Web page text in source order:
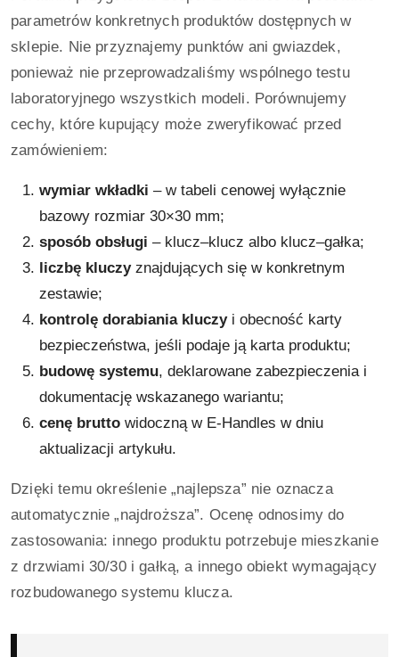
parametrów konkretnych produktów dostępnych w
sklepie. Nie przyznajemy punktów ani gwiazdek,
ponieważ nie przeprowadzaliśmy wspólnego testu
laboratoryjnego wszystkich modeli. Porównujemy
cechy, które kupujący może zweryfikować przed
zamówieniem:
wymiar wkładki – w tabeli cenowej wyłącznie
bazowy rozmiar 30×30 mm;
sposób obsługi – klucz–klucz albo klucz–gałka;
liczbę kluczyznajdujących się w konkretnym
zestawie;
kontrolę dorabiania kluczyi obecność karty
bezpieczeństwa, jeśli podaje ją karta produktu;
budowę systemu, deklarowane zabezpieczenia i
dokumentację wskazanego wariantu;
cenę brutto widoczną w E-Handles w dniu
aktualizacji artykułu.
Dzięki temu określenie „najlepsza” nie oznacza
automatycznie „najdroższa”. Ocenę odnosimy do
zastosowania: innego produktu potrzebuje mieszkanie
z drzwiami 30/30 i gałką, a innego obiekt wymagający
rozbudowanego systemu klucza.